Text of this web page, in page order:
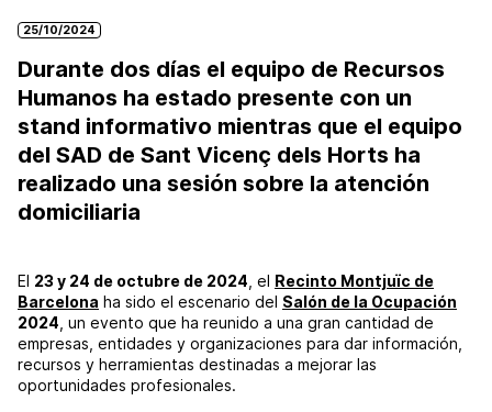
25/10/2024
Durante dos días el equipo de Recursos
Humanos ha estado presente con un
stand informativo mientras que el equipo
del SAD de Sant Vicenç dels Horts ha
realizado una sesión sobre la atención
domiciliaria
El 23 y 24 de octubre de 2024 , el Recinto Montjuïc de
Barcelona ha sido el escenario del Salón de la Ocupación
2024 , un evento que ha reunido a una gran cantidad de
empresas, entidades y organizaciones para dar información,
recursos y herramientas destinadas a mejorar las
oportunidades profesionales.